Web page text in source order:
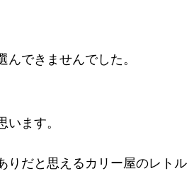
できませんでした。
ます。
りだと思えるカリー屋のレトル